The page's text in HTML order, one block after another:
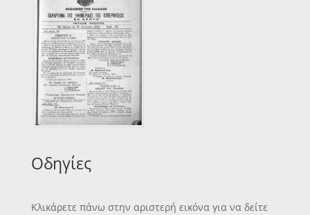
Οδηγίες
Κλικάρετε πάνω στην αριστερή εικόνα για να δείτε